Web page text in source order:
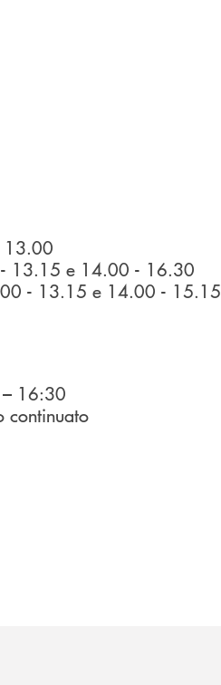
13.15 e 14.00 - 16.30
14.00 - 15.15
16:30